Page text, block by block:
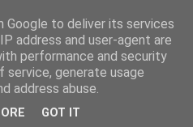
|
Geografía,
Google to deliver its services
address and user-agent are
performance and security
generate usage
address abuse.
GOT IT